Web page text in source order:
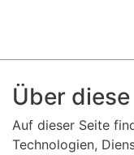
Über
Auf dieser Seite
Technologien,